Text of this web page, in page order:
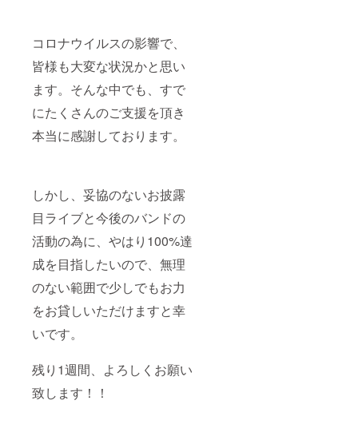
コロナウイルスの影響で、
皆様も大変な状況かと思い
ます。そんな中でも、すで
にたくさんのご支援を頂き
本当に感謝しております。
しかし、妥協のないお披露
目ライブと今後のバンドの
活動の為に、やはり100%達
成を目指したいので、無理
のない範囲で少しでもお力
をお貸しいただけますと幸
いです。
残り1週間、よろしくお願い
致します！！